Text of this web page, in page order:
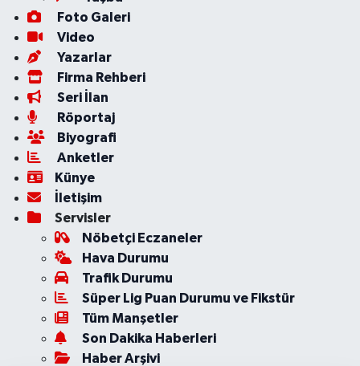
Foto Galeri
Video
Yazarlar
Firma Rehberi
Seri İlan
Röportaj
Biyografi
Anketler
Künye
İletişim
Servisler
Nöbetçi Eczaneler
Hava Durumu
Trafik Durumu
Süper Lig Puan Durumu ve Fikstür
Tüm Manşetler
Son Dakika Haberleri
Haber Arşivi